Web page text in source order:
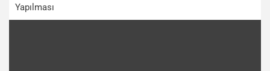
Yapılması